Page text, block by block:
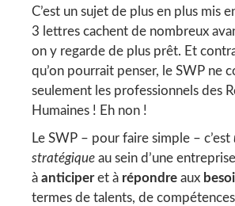
C’est un sujet de plus en plus mis
3 lettres cachent de nombreux
on y regarde de plus prêt. Et
qu’on pourrait penser, le SWP ne
seulement les professionnels des
Humaines ! Eh non !
Le SWP – pour faire simple – c’est
stratégique au sein d’une
àanticiperet à répondre aux
termes de talents, de